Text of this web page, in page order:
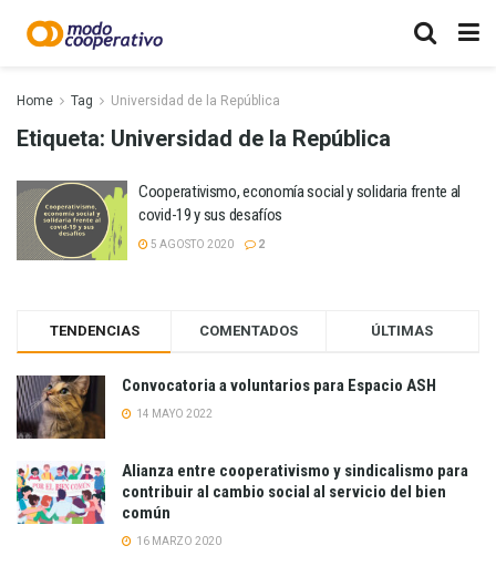
Home Tag Universidad de la República
Etiqueta: Universidad de la República
Cooperativismo, economía social y solidaria frente al
covid-19 y sus desafíos
5 AGOSTO 2020 2
TENDENCIAS COMENTADOS ÚLTIMAS
Convocatoria a voluntarios para Espacio ASH
14 MAYO 2022
Alianza entre cooperativismo y sindicalismo para
contribuir al cambio social al servicio del bien
común
16 MARZO 2020